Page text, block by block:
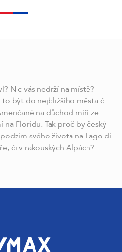
Nic vás nedrží na místě?
to být do nejbližšího města či
na důchod míří ze
na Floridu. Tak proč by český
svého života na Lago di
či v rakouských Alpách?